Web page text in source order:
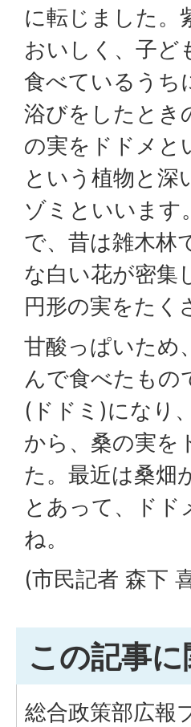
に転じました。
おいしく、子ど
食べているうち
浴びをしたとき
の実をドドメと
という植物と深
ゾミといいます
で、昔は雑木林
な白い花が密集
円形の実をたく
甘酸っぱいため
んで食べたもの
(ドドミ)になり
から、桑の実を
た。最近は桑畑
とあって、ド
ね。
(市民記者 森下
この記事
総合政策部広報